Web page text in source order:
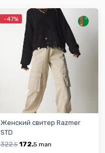
-47%
Женский свитер Razmer
STD
322.5 172.5 man